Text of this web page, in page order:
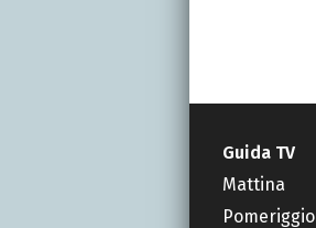
Guida TV
Mattina
Pomeriggio